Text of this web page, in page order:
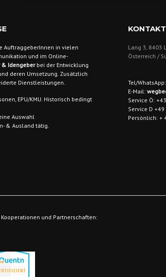
AuftraggeberInnen in vielen
und im Online-
& Idengeber bei der Entwicklung
deren Umsetzung. Zusätzlich
Dienstleistungen.
EPU/KMU. Historisch bedingt
Auswahl
& Ausland tätig.
KONTAKT
Lang 3, 8403
Österreich /
Tel/
E-Mail:
Service Ö:
Service D
Persönlich: +
und Partnerschaften: